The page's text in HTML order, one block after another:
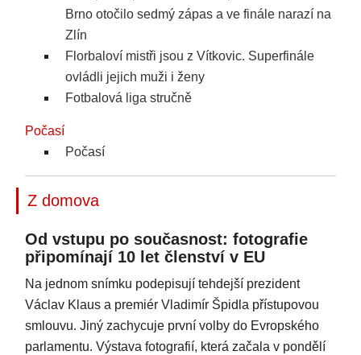
Brno otočilo sedmý zápas a ve finále narazí na
Zlín
Florbaloví mistři jsou z Vítkovic. Superfinále
ovládli jejich muži i ženy
Fotbalová liga stručně
Počasí
Počasí
Z domova
Od vstupu po současnost: fotografie
připomínají 10 let členství v EU
Na jednom snímku podepisují tehdejší prezident
Václav Klaus a premiér Vladimír Špidla přístupovou
smlouvu. Jiný zachycuje první volby do Evropského
parlamentu. Výstava fotografií, která začala v pondělí